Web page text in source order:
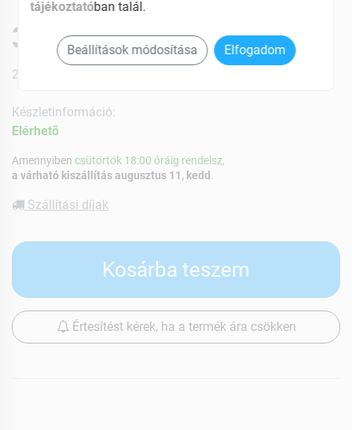
3109 Ft
27% ÁFÁ-val , [104 Ft/db]
Készletinformáció:
Elérhetõ
Amennyiben csütörtök 18:00 óráig rendelsz,
a várható kiszállítás augusztus 11, kedd
Szállítási díjak
Kosárba teszem
Értesítést kérek, ha a termék ára csökken
tájékoztatóban talál.
Beállítások módosítása Elfogadom